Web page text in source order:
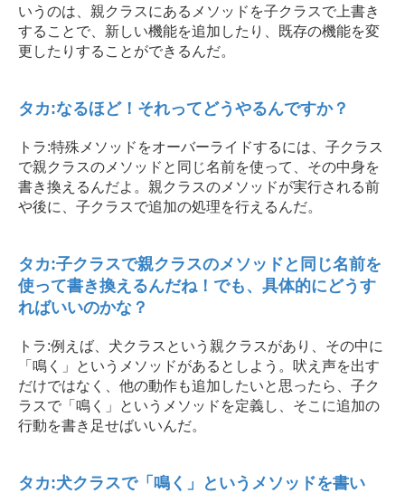
いうのは、親クラスにあるメソッドを子クラスで上書き
することで、新しい機能を追加したり、既存の機能を変
更したりすることができるんだ。
タカ:なるほど！それってどうやるんですか？
トラ:特殊メソッドをオーバーライドするには、子クラス
で親クラスのメソッドと同じ名前を使って、その中身を
書き換えるんだよ。親クラスのメソッドが実行される前
や後に、子クラスで追加の処理を行えるんだ。
タカ:子クラスで親クラスのメソッドと同じ名前を
使って書き換えるんだね！でも、具体的にどうす
ればいいのかな？
トラ:例えば、犬クラスという親クラスがあり、その中に
「鳴く」というメソッドがあるとしよう。吠え声を出す
だけではなく、他の動作も追加したいと思ったら、子ク
ラスで「鳴く」というメソッドを定義し、そこに追加の
行動を書き足せばいいんだ。
タカ:犬クラスで「鳴く」というメソッドを書い